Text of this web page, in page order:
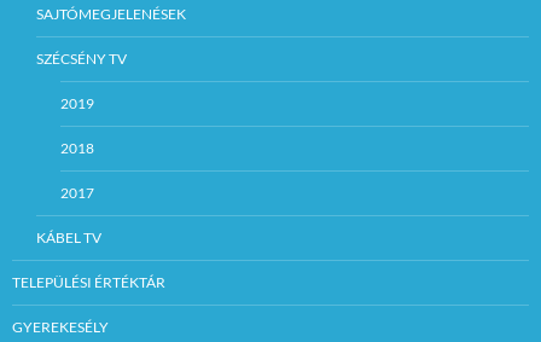
SAJTÓMEGJELENÉSEK
SZÉCSÉNY TV
2019
2018
2017
KÁBEL TV
TELEPÜLÉSI ÉRTÉKTÁR
GYEREKESÉLY